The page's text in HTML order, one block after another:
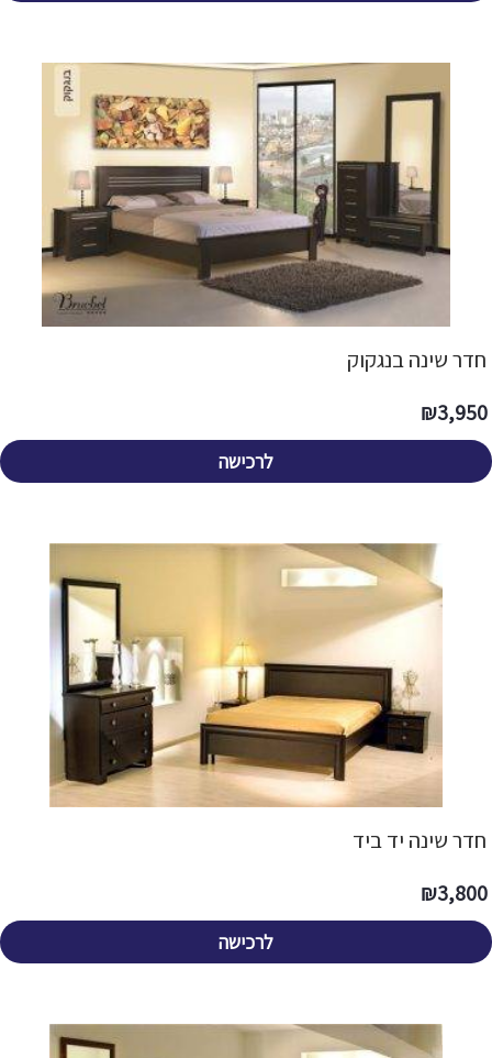
חדר שינה בנגקוק
3,950
₪
לרכישה
חדר שינה יד ביד
3,800
₪
לרכישה